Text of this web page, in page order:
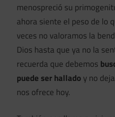
menospreció su
ahora siente el peso de lo
veces no valoramos la
Dios hasta que ya no la
recuerda que debemos
puede ser hallado y no
nos ofrece hoy.